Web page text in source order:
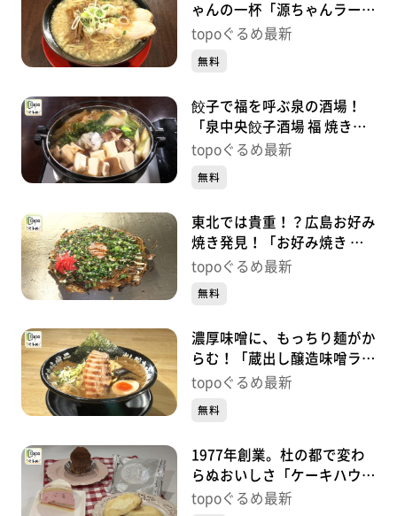
ゃんの一杯「源ちゃんラーメ
ン」（富谷市三ノ関本木西）
topoぐるめ最新
無料
餃子で福を呼ぶ泉の酒場！
「泉中央餃子酒場 福 焼き鳥
と鶏料理 色鶏々」（泉区泉
topoぐるめ最新
無料
東北では貴重！？広島お好み
焼き発見！「お好み焼き た
かちゃん仙台」（青葉区旭ヶ
topoぐるめ最新
無料
濃厚味噌に、もっちり麺がか
らむ！「蔵出し醸造味噌ラー
メンえんまる」（富谷市大清
topoぐるめ最新
無料
1977年創業。杜の都で変わ
らぬおいしさ「ケーキハウス
フレーズ 将監店」（泉区将
topoぐるめ最新